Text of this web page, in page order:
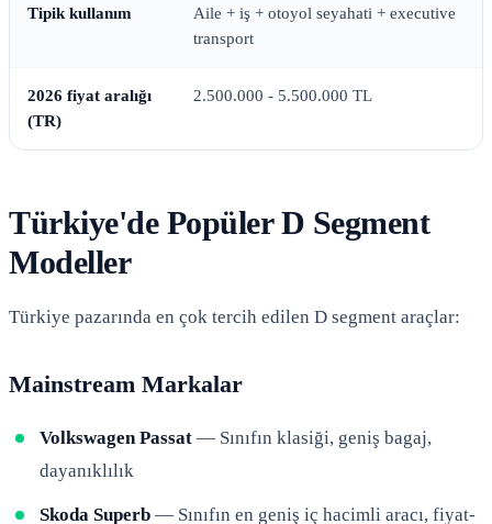
Tipik kullanım
Aile + iş + otoyol seyahati + executive
transport
2026 fiyat aralığı
(TR)
2.500.000 - 5.500.000 TL
Türkiye'de Popüler D Segment
Modeller
Türkiye pazarında en çok tercih edilen D segment araçlar:
Mainstream Markalar
Volkswagen Passat — Sınıfın klasiği, geniş bagaj,
dayanıklılık
Skoda Superb — Sınıfın en geniş iç hacimli aracı, fiyat-